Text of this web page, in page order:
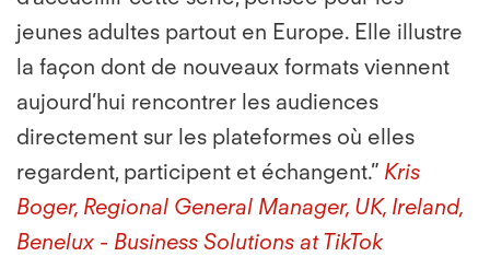
jeunes adultes partout en Europe. Elle illustre
la façon dont de nouveaux formats viennent
aujourd’hui rencontrer les audiences
directement sur les plateformes où elles
regardent, participent et échangent.” Kris
Boger, Regional General Manager, UK, Ireland,
Benelux - Business Solutions at TikTok